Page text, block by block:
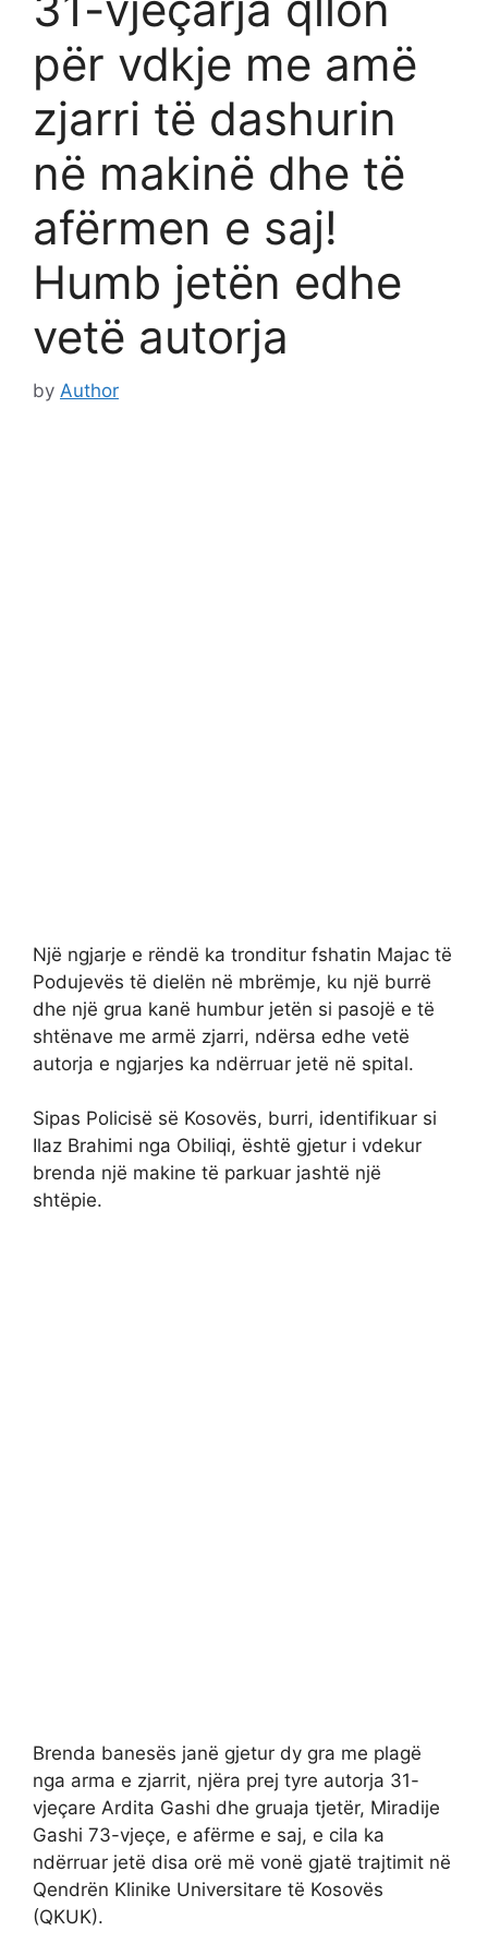
për vdkje me amë
zjarri të dashurin
në makinë dhe të
afërmen e saj!
Humb jetën edhe
vetë autorja
by Author
Një ngjarje e rëndë ka tronditur fshatin Majac të
Podujevës të dielën në mbrëmje, ku një burrë
dhe një grua kanë humbur jetën si pasojë e të
shtënave me armë zjarri, ndërsa edhe vetë
autorja e ngjarjes ka ndërruar jetë në spital.
Sipas Policisë së Kosovës, burri, identifikuar si
Ilaz Brahimi nga Obiliqi, është gjetur i vdekur
brenda një makine të parkuar jashtë një
shtëpie.
Brenda banesës janë gjetur dy gra me plagë
nga arma e zjarrit, njëra prej tyre autorja 31-
vjeçare Ardita Gashi dhe gruaja tjetër, Miradije
Gashi 73-vjeçe, e afërme e saj, e cila ka
ndërruar jetë disa orë më vonë gjatë trajtimit në
Qendrën Klinike Universitare të Kosovës
(QKUK).